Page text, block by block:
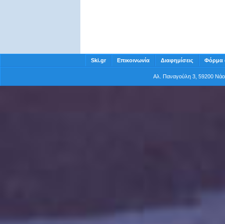
Ski.gr Επικοινωνία Διαφημίσεις Φόρμα
Αλ. Παναγούλη 3, 59200